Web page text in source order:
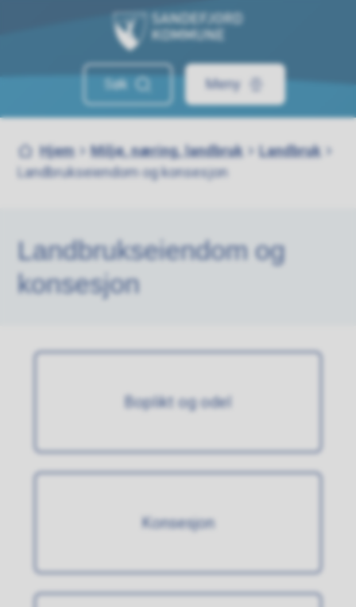
Sandefjord kommune
Søk Meny
Du er her:
Hjem Miljø, næring, landbruk
Landbruk
Landbrukseiendom og konsesjon
Landbrukseiendom og
konsesjon
Boplikt og odel
Konsesjon